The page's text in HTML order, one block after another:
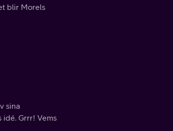
blir Morels
sina
Grrr! Vems